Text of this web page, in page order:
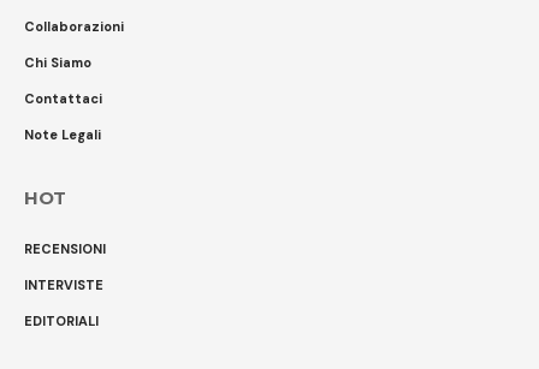
Collaborazioni
Chi Siamo
Contattaci
Note Legali
HOT
RECENSIONI
INTERVISTE
EDITORIALI